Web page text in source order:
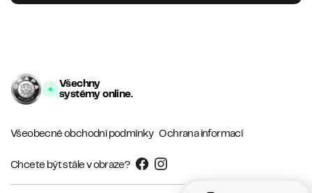
Všechny
systémy online.
Všeobecné obchodní podmínky Ochrana informací
Chcete být stále v obraze?